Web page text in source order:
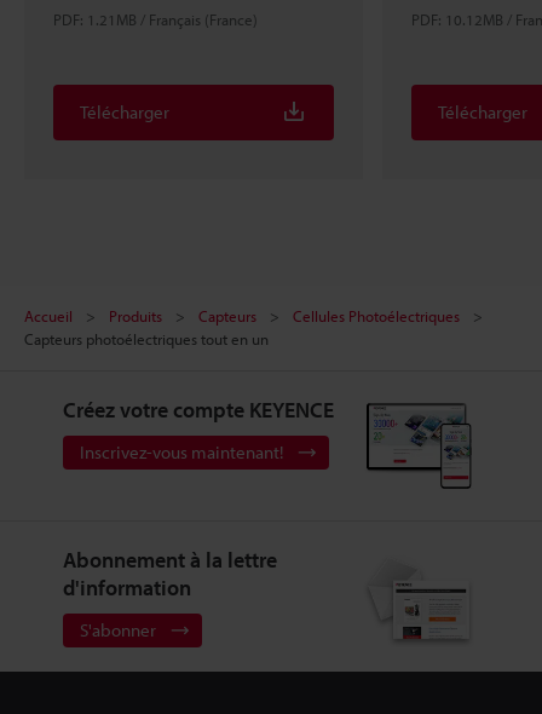
PDF: 1.21MB / Français (France)
Télécharger
PDF: 10.12MB /
Télécharger
Accueil Produits Capteurs
Cellules Photoélectriques
Capteurs photoélectriques tout en un
Créez votre compte KEYENCE
Inscrivez-vous maintenant!
Abonnement à la lettre
d'information
S'abonner